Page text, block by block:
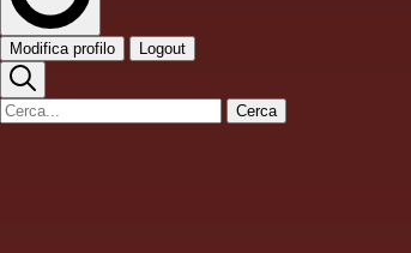
Modifica profilo Logout
Cerca